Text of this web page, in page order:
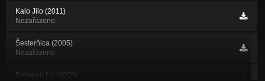
Kalo Jilo (2011)
Nezařazeno
Šesterňica (2005)
Nezařazeno
Between Us (2005)